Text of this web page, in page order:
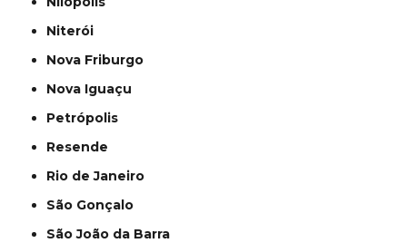
Niterói
Nova Friburgo
Nova Iguaçu
Petrópolis
Resende
Rio de Janeiro
São Gonçalo
São João da Barra